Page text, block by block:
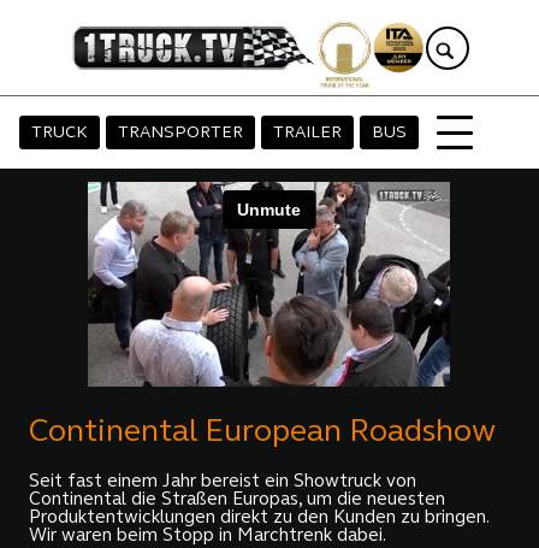
TRUCK TRANSPORTER TRAILER BUS
Continental European Roadshow
Seit fast einem Jahr bereist ein Showtruck von
Continental die Straßen Europas, um die neuesten
Produktentwicklungen direkt zu den Kunden zu bringen.
Wir waren beim Stopp in Marchtrenk dabei.